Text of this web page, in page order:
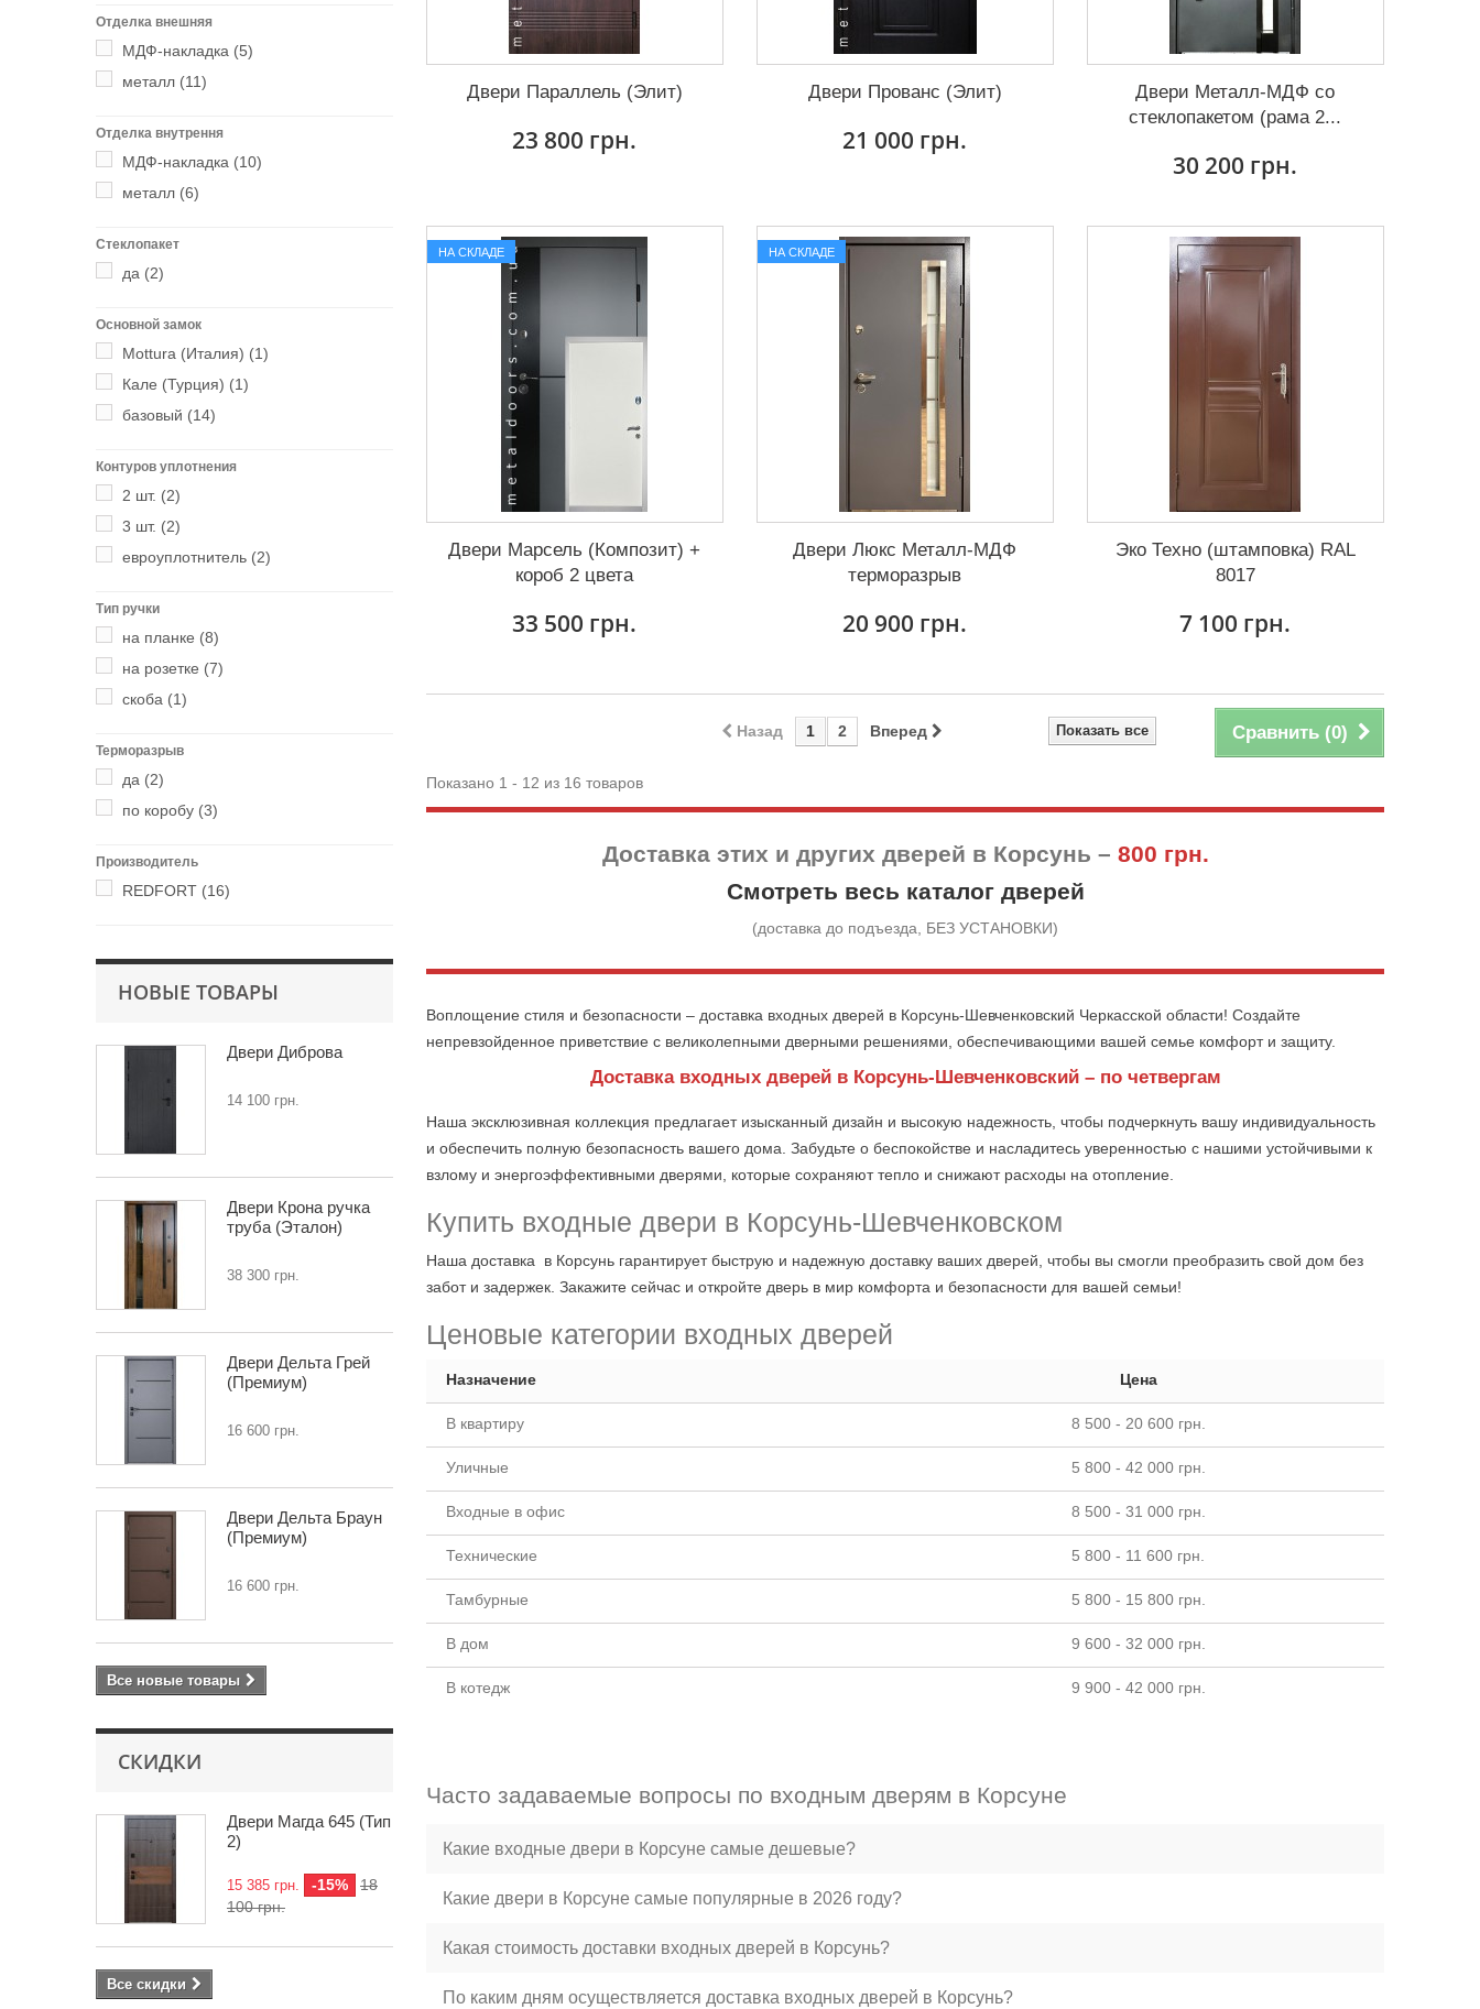
Отделка внешняя
МДФ-накладка (5)
металл (11)
Отделка внутрення
МДФ-накладка (10)
металл (6)
Стеклопакет
да (2)
Основной замок
Mottura (Италия) (1)
Кале (Турция) (1)
базовый (14)
Контуров уплотнения
2 шт. (2)
3 шт. (2)
евроуплотнитель (2)
Тип ручки
на планке (8)
на розетке (7)
скоба (1)
Терморазрыв
да (2)
по коробу (3)
Производитель
REDFORT (16)
НОВЫЕ ТОВАРЫ
Двери Диброва
14 100 грн.
Двери Крона ручка
труба (Эталон)
38 300 грн.
Двери Дельта Грей
(Премиум)
16 600 грн.
Двери Дельта Браун
(Премиум)
16 600 грн.
Все новые товары
СКИДКИ
Двери Магда 645 (Тип
2)
15 385 грн. -15%
18
100 грн.
Все скидки
Двери Параллель (Элит)
23 800 грн.
Двери Прованс (Элит)
21 000 грн.
Двери Металл-МДФ со
стеклопакетом (рама 2...
30 200 грн.
НА СКЛАДЕ
Двери Марсель (Композит) +
короб 2 цвета
33 500 грн.
НА СКЛАДЕ
Двери Люкс Металл-МДФ
терморазрыв
20 900 грн.
Эко Техно (штамповка) RAL
8017
7 100 грн.
Сравнить (0)
Показать все
Назад 1 2 Вперед
Показано 1 - 12 из 16 товаров
Доставка этих и других дверей в Корсунь – 800 грн.
Смотреть весь каталог дверей
(доставка до подъезда, БЕЗ УСТАНОВКИ)
Воплощение стиля и безопасности – доставка входных дверей в Корсунь-Шевченковский Черкасской области! Создайте
непревзойденное приветствие с великолепными дверными решениями, обеспечивающими вашей семье комфорт и защиту.
Доставка входных дверей в Корсунь-Шевченковский – по четвергам
Наша эксклюзивная коллекция предлагает изысканный дизайн и высокую надежность, чтобы подчеркнуть вашу индивидуальность
и обеспечить полную безопасность вашего дома. Забудьте о беспокойстве и насладитесь уверенностью с нашими устойчивыми к
взлому и энергоэффективными дверями, которые сохраняют тепло и снижают расходы на отопление.
Купить входные двери в Корсунь-Шевченковском
Наша доставка в Корсунь гарантирует быструю и надежную доставку ваших дверей, чтобы вы смогли преобразить свой дом без
забот и задержек. Закажите сейчас и откройте дверь в мир комфорта и безопасности для вашей семьи!
Ценовые категории входных дверей
Назначение Цена
В квартиру 8 500 - 20 600 грн.
Уличные 5 800 - 42 000 грн.
Входные в офис 8 500 - 31 000 грн.
Технические 5 800 - 11 600 грн.
Тамбурные 5 800 - 15 800 грн.
В дом 9 600 - 32 000 грн.
В котедж 9 900 - 42 000 грн.
Часто задаваемые вопросы по входным дверям в Корсуне
Какие входные двери в Корсуне самые дешевые?
Какие двери в Корсуне самые популярные в 2026 году?
Какая стоимость доставки входных дверей в Корсунь?
По каким дням осуществляется доставка входных дверей в Корсунь?